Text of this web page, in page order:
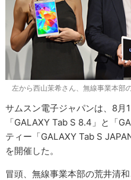
左から西山茉希さん、無線事業本部
サムスン電子ジャパンは、8月
「GALAXY Tab S 8.4」と「
ティー「GALAXY Tab S
を開催した。
冒頭、無線事業本部の荒井清